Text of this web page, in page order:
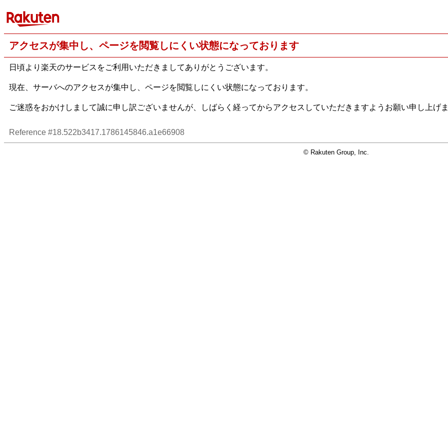
アクセスが集中し、ページを閲覧しにくい状態になっております
日頃より楽天のサービスをご利用いただきましてありがとうございます。
現在、サーバへのアクセスが集中し、ページを閲覧しにくい状態になっております。
ご迷惑をおかけしまして誠に申し訳ございませんが、しばらく経ってからアクセスしていただきますようお願い申し上げ
Reference #18.522b3417.1786145846.a1e66908
© Rakuten Group, Inc.